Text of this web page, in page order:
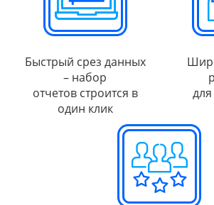
Быстрый срез данных
– набор
отчетов строится в
один клик